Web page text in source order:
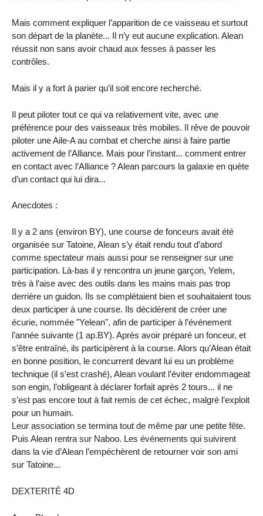
Mais comment expliquer l’apparition de ce vaisseau et surtout
son départ de la planète... Il n’y eut aucune explication. Alean
réussit non sans avoir chaud aux fesses à passer les
contrôles.
Mais il y a fort à parier qu’il soit encore recherché.
Il peut piloter tout ce qui va relativement vite, avec une
préférence pour des vaisseaux très mobiles. Il rêve de pouvoir
piloter une Aile-A au combat et cherche ainsi à faire partie
activement de l’Alliance. Mais pour l’instant... comment entrer
en contact avec l’Alliance ? Alean parcours la galaxie en quète
d’un contact qui lui dira...
Anecdotes :
Il y a 2 ans (environ BY), une course de fonceurs avait été
organisée sur Tatoine, Alean s’y était rendu tout d’abord
comme spectateur mais aussi pour se renseigner sur une
participation. Là-bas il y rencontra un jeune garçon, Yelem,
très à l’aise avec des outils dans les mains mais pas trop
derrière un guidon. Ils se complétaient bien et souhaitaient tous
deux participer à une course. Ils décidèrent de créer une
écurie, nommée "Yelean", afin de participer à l’événement
l’année suivante (1 ap.BY). Après avoir préparé un fonceur, et
s’être entraîné, ils participèrent à la course. Alors qu’Alean était
en bonne position, le concurrent devant lui eu un problème
technique (il s’est crashé), Alean voulant l’éviter endommageat
son engin, l’obligeant à déclarer forfait après 2 tours... il ne
s’est pas encore tout à fait remis de cet échec, malgré l’exploit
pour un humain.
Leur association se termina tout de même par une petite fête.
Puis Alean rentra sur Naboo. Les événements qui suivirent
dans la vie d’Alean l’empéchèrent de retourner voir son ami
sur Tatoine...
DEXTERITÉ 4D